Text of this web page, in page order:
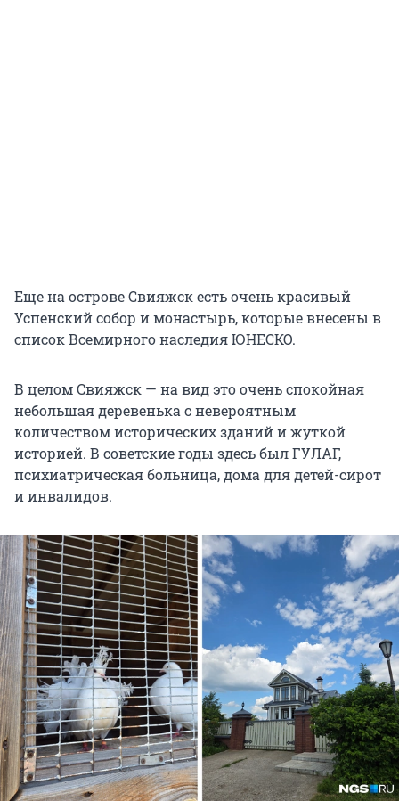
Еще на острове Свияжск есть очень красивый
Успенский собор и монастырь, которые внесены в
список Всемирного наследия ЮНЕСКО.
В целом Свияжск — на вид это очень спокойная
небольшая деревенька с невероятным
количеством исторических зданий и жуткой
историей. В советские годы здесь был ГУЛАГ,
психиатрическая больница, дома для детей-сирот
и инвалидов.